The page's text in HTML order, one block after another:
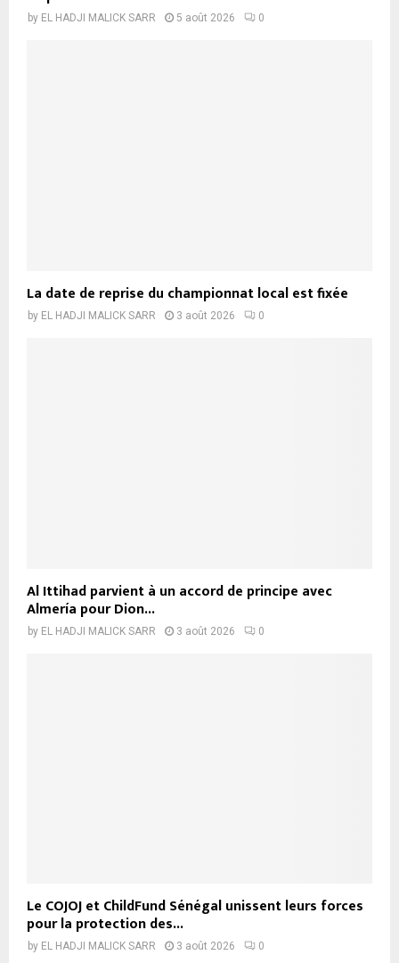
by EL HADJI MALICK SARR 5 août 2026 0
La date de reprise du championnat local est fixée
by EL HADJI MALICK SARR 3 août 2026 0
Al Ittihad parvient à un accord de principe avec
Almería pour Dion...
by EL HADJI MALICK SARR 3 août 2026 0
Le COJOJ et ChildFund Sénégal unissent leurs forces
pour la protection des...
by EL HADJI MALICK SARR 3 août 2026 0